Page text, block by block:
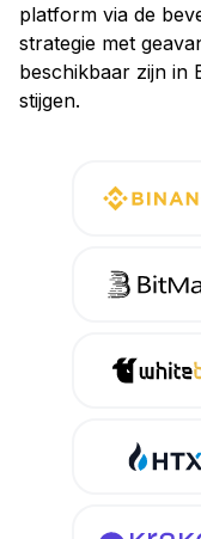
platform via de
strategie met
beschikbaar zijn in
stijgen.